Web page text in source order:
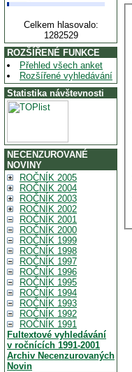
Celkem hlasovalo:
1282529
ROZŠÍŘENÉ FUNKCE
Přehled všech anket
Rozšířené vyhledávání
Statistika návštevnosti
NECENZUROVANÉ
NOVINY
ROČNÍK 2005
ROČNÍK 2004
ROČNÍK 2003
ROČNÍK 2002
ROČNÍK 2001
ROČNÍK 2000
ROČNÍK 1999
ROČNÍK 1998
ROČNÍK 1997
ROČNÍK 1996
ROČNÍK 1995
ROČNÍK 1994
ROČNÍK 1993
ROČNÍK 1992
ROČNÍK 1991
Fultextové vyhledávání
v ročnících 1991-2001
Archiv Necenzurovaných
Novin